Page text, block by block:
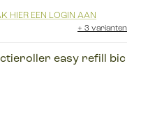
HIER EEN LOGIN AAN
+ 3 varianten
easy refill bic